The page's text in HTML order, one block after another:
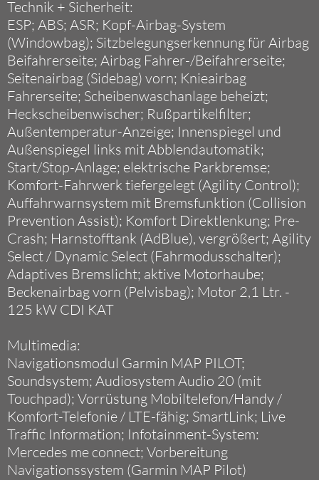
Technik + Sicherheit:
ESP; ABS; ASR; Kopf-Airbag-System
(Windowbag); Sitzbelegungserkennung für Airbag
Beifahrerseite; Airbag Fahrer-/Beifahrerseite;
Seitenairbag (Sidebag) vorn; Knieairbag
Fahrerseite; Scheibenwaschanlage beheizt;
Heckscheibenwischer; Rußpartikelfilter;
Außentemperatur-Anzeige; Innenspiegel und
Außenspiegel links mit Abblendautomatik;
Start/Stop-Anlage; elektrische Parkbremse;
Komfort-Fahrwerk tiefergelegt (Agility Control);
Auffahrwarnsystem mit Bremsfunktion (Collision
Prevention Assist); Komfort Direktlenkung; Pre-
Crash; Harnstofftank (AdBlue), vergrößert; Agility
Select / Dynamic Select (Fahrmodusschalter);
Adaptives Bremslicht; aktive Motorhaube;
Beckenairbag vorn (Pelvisbag); Motor 2,1 Ltr. -
125 kW CDI KAT
Multimedia:
Navigationsmodul Garmin MAP PILOT;
Soundsystem; Audiosystem Audio 20 (mit
Touchpad); Vorrüstung Mobiltelefon/Handy /
Komfort-Telefonie / LTE-fähig; SmartLink; Live
Traffic Information; Infotainment-System:
Mercedes me connect; Vorbereitung
Navigationssystem (Garmin MAP Pilot)